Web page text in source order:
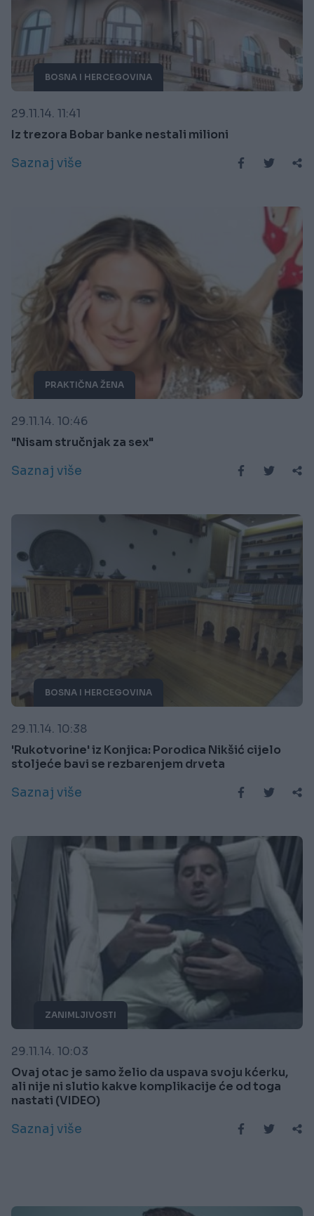
BOSNA I HERCEGOVINA
29.11.14. 11:41
Iz trezora Bobar banke nestali milioni
Saznaj više
PRAKTIČNA ŽENA
29.11.14. 10:46
"Nisam stručnjak za sex"
Saznaj više
BOSNA I HERCEGOVINA
29.11.14. 10:38
'Rukotvorine' iz Konjica: Porodica Nikšić cijelo
stoljeće bavi se rezbarenjem drveta
Saznaj više
ZANIMLJIVOSTI
29.11.14. 10:03
Ovaj otac je samo želio da uspava svoju kćerku,
ali nije ni slutio kakve komplikacije će od toga
nastati (VIDEO)
Saznaj više